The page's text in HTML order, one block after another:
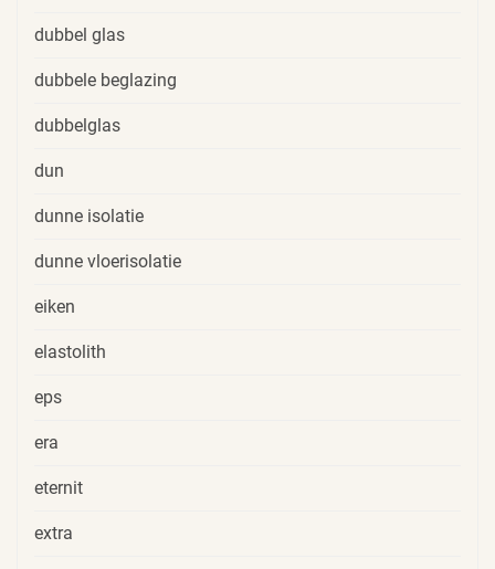
dubbel glas
dubbele beglazing
dubbelglas
dun
dunne isolatie
dunne vloerisolatie
eiken
elastolith
eps
era
eternit
extra